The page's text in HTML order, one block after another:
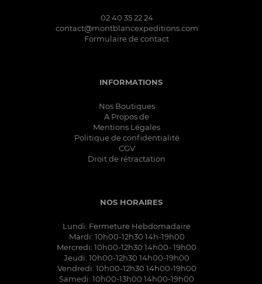
02 40 35 22 24
contact@montblancexpeditions.com
Formulaire de contact
INFORMATIONS
Nos Boutiques
A Propos de
Mentions Légales
Politique de confidentialité
CGV
Droit de rétractation
NOS HORAIRES
Lundi: Fermeture Hebdomadaire
Mardi: 10h00-12h30 14h-19h00
Mercredi: 10h00-12h30 14h00- 19h00
Jeudi: 10h00-12h30 14h00-19h00
Vendredi: 10h00-12h30 14h00-19h00
Samedi: 10h00-13h00 14h00-19h00